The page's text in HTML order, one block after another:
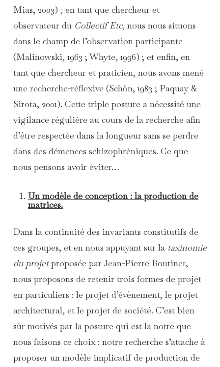
Mias, 2003) ; en tant que chercheur et
observateur du Collectif Etc, nous nous situons
dans le champ de l’observation participante
(Malinowski, 1963 ; Whyte, 1996) ; et enfin, en
tant que chercheur et praticien, nous avons mené
une recherche-réflexive (Schön, 1983 ; Paquay &
Sirota, 2001). Cette triple posture a nécessité une
vigilance régulière au cours de la recherche afin
d’être respectée dans la longueur sans se perdre
dans des démences schizophréniques. Ce que
nous pensons avoir éviter…
Un modèle de conception : la production de
matrices.
Dans la continuité des invariants constitutifs de
ces groupes, et en nous appuyant sur la taxinomie
du projetproposée par Jean-Pierre Boutinet,
nous proposons de retenir trois formes de projet
en particuliers : le projet d’évènement, le projet
architectural, et le projet de société. C’est bien
sûr motivés par la posture qui est la notre que
nous faisons ce choix : notre recherche s’attache à
proposer un modèle implicatif de production de